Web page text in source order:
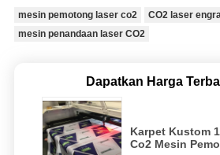
mesin pemotong laser co2
CO2 laser
mesin penandaan laser CO2
Dapatkan Harga
Karpet Kustom
Co2 Mesin